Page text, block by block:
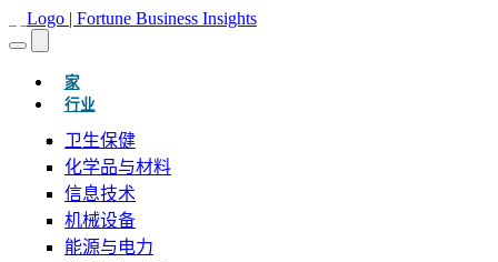
家(当前的)
行业
卫生保健
化学品与材料
信息技术
机械设备
能源与电力